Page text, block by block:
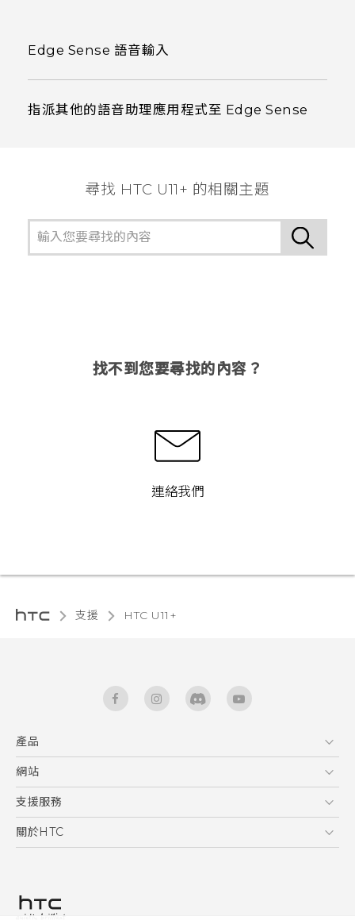
Edge Sense 語音輸入
指派其他的語音助理應用程式至 Edge Sense
尋找 HTC U11+ 的相關主題
找不到您要尋找的內容？
連絡我們
支援 HTC U11+‎
產品
5G
智能手機
區塊鍊手機
網站
HTC Dev
HTC Research
支援服務
服務中心
關於HTC
私隱政策